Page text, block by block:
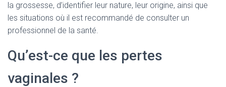
la grossesse, d’identifier leur nature, leur origine, ainsi que
les situations où il est recommandé de consulter un
professionnel de la santé.
Qu’est-ce que les pertes
vaginales ?